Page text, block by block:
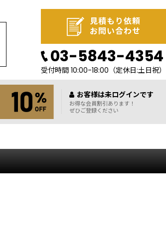
見積もり依頼
お問い合わせ
03-5843-4354
受付時間 10:00-18:00 （定休日:土日祝）
お客様は未ログインです
お得な会員割引あります！
ぜひご登録ください